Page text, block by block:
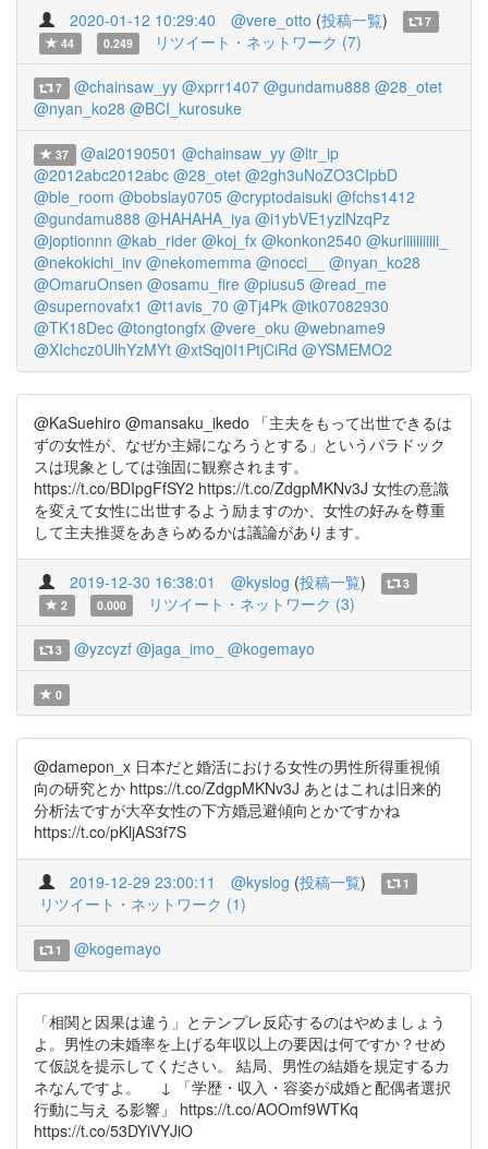
2020-01-12 10:29:40 @vere_otto (投稿一覧)
7
44
0.249 リツイート・ネットワーク (7)
7 @chainsaw_yy @xprr1407 @gundamu888 @28_otet
@nyan_ko28 @BCI_kurosuke
37 @ai20190501 @chainsaw_yy @ltr_ip
@2012abc2012abc @28_otet @2gh3uNoZO3CIpbD
@ble_room @bobslay0705 @cryptodaisuki @fchs1412
@gundamu888 @HAHAHA_iya @i1ybVE1yzlNzqPz
@joptionnn @kab_rider @koj_fx @konkon2540 @kuriiiiiiiiiii_
@nekokichi_inv @nekomemma @nocci__
@nyan_ko28
@OmaruOnsen @osamu_fire @piusu5 @read_me
@supernovafx1 @t1avis_70 @Tj4Pk @tk07082930
@TK18Dec @tongtongfx @vere_oku @webname9
@XIchcz0UlhYzMYt @xtSqj0I1PtjCiRd @YSMEMO2
@KaSuehiro @mansaku_ikedo 「主夫をもって出世できるは
ずの女性が、なぜか主婦になろうとする」というパラドック
スは現象としては強固に観察されます。
https://t.co/BDIpgFfSY2 https://t.co/ZdgpMKNv3J 女性の意識
を変えて女性に出世するよう励ますのか、女性の好みを尊重
して主夫推奨をあきらめるかは議論があります。
2019-12-30 16:38:01 @kyslog (投稿一覧)
3
2
0.000 リツイート・ネットワーク (3)
3 @yzcyzf @jaga_imo_ @kogemayo
0
@damepon_x 日本だと婚活における女性の男性所得重視傾
向の研究とか https://t.co/ZdgpMKNv3J あとはこれは旧来的
分析法ですが大卒女性の下方婚忌避傾向とかですかね
https://t.co/pKljAS3f7S
2019-12-29 23:00:11 @kyslog (投稿一覧) 1
リツイート・ネットワーク (1)
1 @kogemayo
「相関と因果は違う」とテンプレ反応するのはやめましょう
よ。男性の未婚率を上げる年収以上の要因は何ですか？せめ
て仮説を提示してください。 結局、男性の結婚を規定するカ
ネなんですよ。 ↓ 「学歴・収入・容姿が成婚と配偶者選択
行動に与え る影響」 https://t.co/AOOmf9WTKq
https://t.co/53DYiVYJiO